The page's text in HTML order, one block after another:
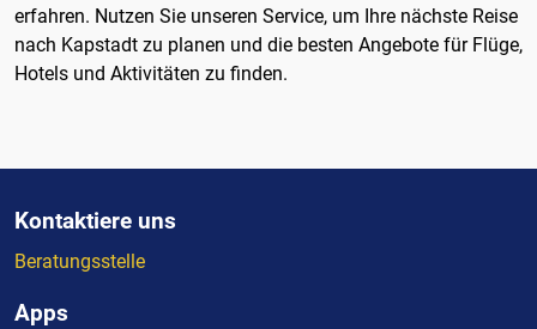
erfahren. Nutzen Sie unseren Service, um Ihre nächste Reise
nach Kapstadt zu planen und die besten Angebote für Flüge,
Hotels und Aktivitäten zu finden.
Kontaktiere uns
Beratungsstelle
Apps